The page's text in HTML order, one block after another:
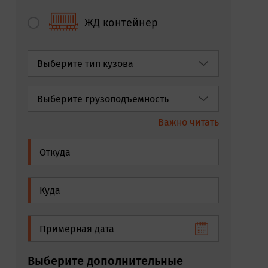
ЖД контейнер
Важно читать
Выберите дополнительные